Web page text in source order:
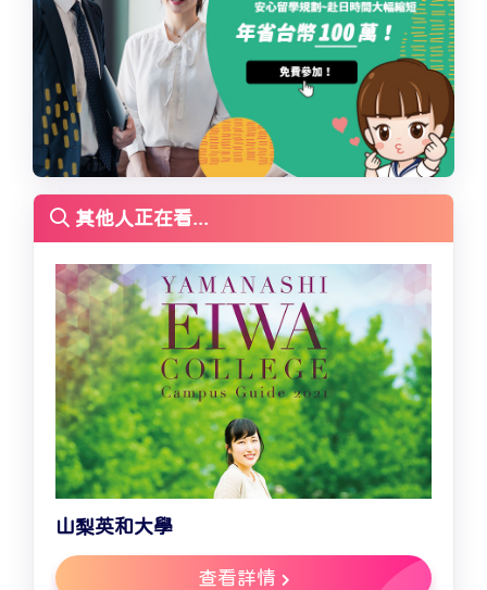
其他人正在看...
山梨英和大學
查看詳情